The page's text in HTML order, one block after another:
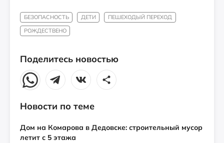
БЕЗОПАСНОСТЬ ДЕТИ
ПЕШЕХОДЫЙ ПЕРЕХОД
РОЖДЕСТВЕНО
Поделитесь новостью
Новости по теме
Дом на Комарова в Дедовске: строительный мусор
летит с 5 этажа